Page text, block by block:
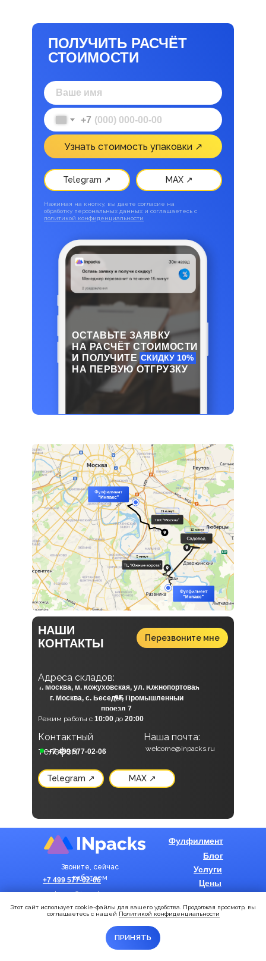
+7
Узнать стоимость упаковки ↗
Нажимая на кнопку, вы даете согласие на
обработку персональных данных и соглашаетесь c
политикой конфиденциальности
ПОЛУЧИТЬ РАСЧЁТ
СТОИМОСТИ
ОСТАВЬТЕ ЗАЯВКУ
НА РАСЧЁТ СТОИМОСТИ
И ПОЛУЧИТЕ
НА ПЕРВУЮ ОТГРУЗКУ
СКИДКУ 10%
MAX ↗
Telegram ↗
Наши социальные сети:
НАШИ
КОНТАКТЫ
Адреса складов:
Перезвоните мне
Режим работы с 10:00 до 20:00
Наша почта:
Контактный
телефон:
welcome@inpacks.ru
г. Москва, с. Беседы, Промышленный
проезд 7
+7 499 577-02-06
г. Москва, м. Кожуховская, ул. Южнопортовая
9Б
MAX ↗
Telegram ↗
Услуги
Фулфилмент
Цены
Звоните, сейчас
работаем
welcome@inpacks.ru
©2026
Калькулятор
+7 499 577-02-06
Политика
конфиденциальности
Блог
Этот сайт использует cookie-файлы для вашего удобства. Продолжая просмотр, вы
соглашаетесь с нашей Политикой конфиденциальности
ПРИНЯТЬ